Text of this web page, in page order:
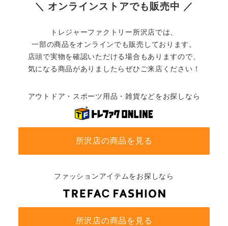
＼ オンラインストアでも販売中 ／
トレジャーファクトリー所沢店では、
一部の商品をオンラインでも販売しております。
店頭で実物を確認いただける場合もありますので、
気になる商品がありましたらぜひご来店ください！
アウトドア・スポーツ用品・雑貨などをお探しなら
所沢店の商品を見る
ファッションアイテムをお探しなら
所沢店の商品を見る